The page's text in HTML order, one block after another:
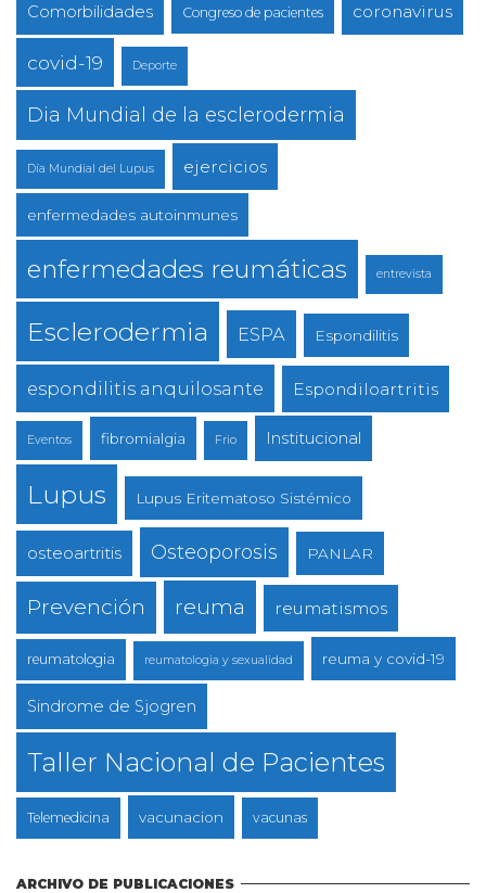
Comorbilidades Congreso de pacientes coronavirus
covid-19 Deporte
Dia Mundial de la esclerodermia
Día Mundial del Lupus ejercicios
enfermedades autoinmunes
enfermedades reumáticas entrevista
Esclerodermia ESPA Espondilitis
espondilitis anquilosante Espondiloartritis
Eventos fibromialgia Frio Institucional
Lupus Lupus Eritematoso Sistémico
osteoartritis Osteoporosis PANLAR
Prevención reuma reumatismos
reumatologia reumatologia y sexualidad reuma y covid-19
Sindrome de Sjogren
Taller Nacional de Pacientes
Telemedicina vacunacion vacunas
ARCHIVO DE PUBLICACIONES